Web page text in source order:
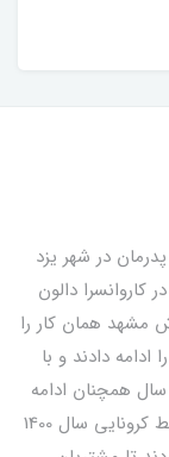
پدرمان در شهر یزد
کاروانسرا دالون
مشهد همان کار را
ادامه دادند و با
فروش انواع روفرشی و حوله، شغل پدر بعد از 50 سال همچنان ادامه
دارد. حال فرزندان برای ارائه خدمات بهتر در شرایط کرونایی سال 1400